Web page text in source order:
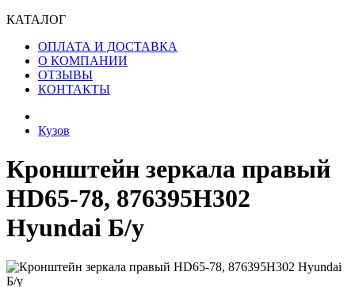
КАТАЛОГ
ОПЛАТА И ДОСТАВКА
О КОМПАНИИ
ОТЗЫВЫ
КОНТАКТЫ
Кузов
Кронштейн зеркала правый
HD65-78, 876395H302
Hyundai Б/у